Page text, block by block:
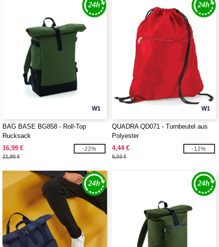
W1
BAG BASE BG858 - Roll-Top
Rucksack
16,99 €
21,80 €
-22%
W1
QUADRA QD071 - Turnbeutel aus
Polyester
4,44 €
5,03 €
-12%